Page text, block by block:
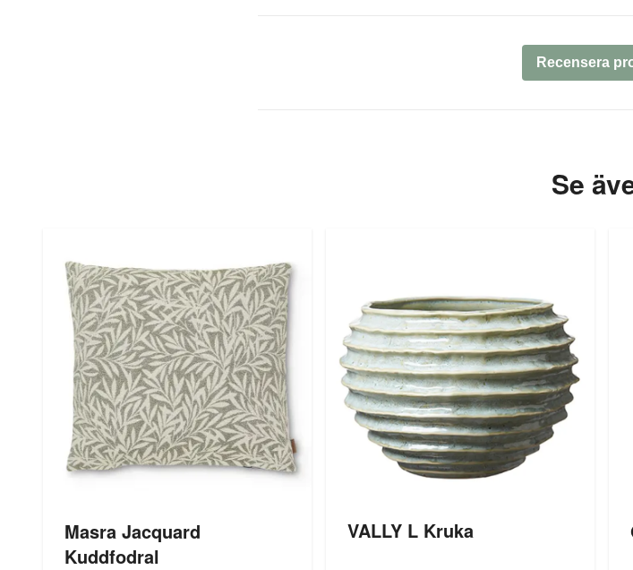
Recensera
Se
Masra Jacquard
Kuddfodral
VALLY L Kruka